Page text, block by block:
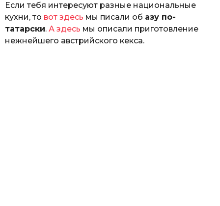
Если тебя интересуют разные национальные
кухни, то вот здесь мы писали об азу по-
татарски. А здесь мы описали приготовление
нежнейшего австрийского кекса.